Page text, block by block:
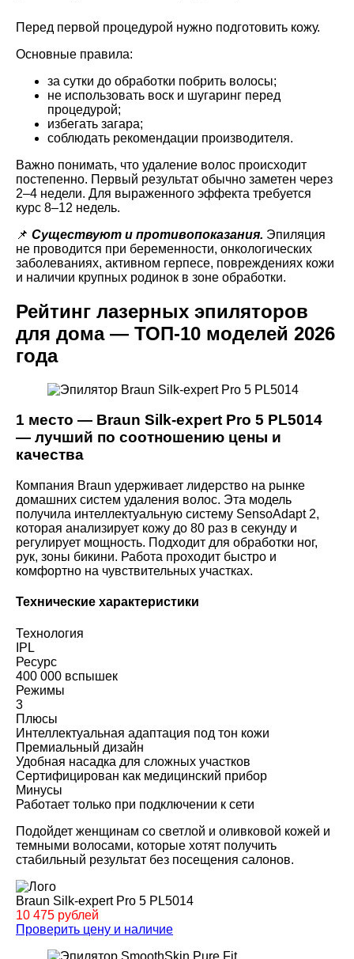
Перед первой процедурой нужно подготовить кожу.
Основные правила:
за сутки до обработки побрить волосы;
не использовать воск и шугаринг перед
процедурой;
избегать загара;
соблюдать рекомендации производителя.
Важно понимать, что удаление волос происходит
постепенно. Первый результат обычно заметен через
2–4 недели. Для выраженного эффекта требуется
курс 8–12 недель.
📌 Существуют и противопоказания. Эпиляция
не проводится при беременности, онкологических
заболеваниях, активном герпесе, повреждениях кожи
и наличии крупных родинок в зоне обработки.
Рейтинг лазерных эпиляторов
для дома — ТОП-10 моделей 2026
года
1 место — Braun Silk-expert Pro 5 PL5014
— лучший по соотношению цены и
качества
Компания Braun удерживает лидерство на рынке
домашних систем удаления волос. Эта модель
получила интеллектуальную систему SensoAdapt 2,
которая анализирует кожу до 80 раз в секунду и
регулирует мощность. Подходит для обработки ног,
рук, зоны бикини. Работа проходит быстро и
комфортно на чувствительных участках.
Технические характеристики
Технология
IPL
Ресурс
400 000 вспышек
Режимы
3
Плюсы
Интеллектуальная адаптация под тон кожи
Премиальный дизайн
Удобная насадка для сложных участков
Сертифицирован как медицинский прибор
Минусы
Работает только при подключении к сети
Подойдет женщинам со светлой и оливковой кожей и
темными волосами, которые хотят получить
стабильный результат без посещения салонов.
Braun Silk-expert Pro 5 PL5014
10 475 рублей
Проверить цену и наличие